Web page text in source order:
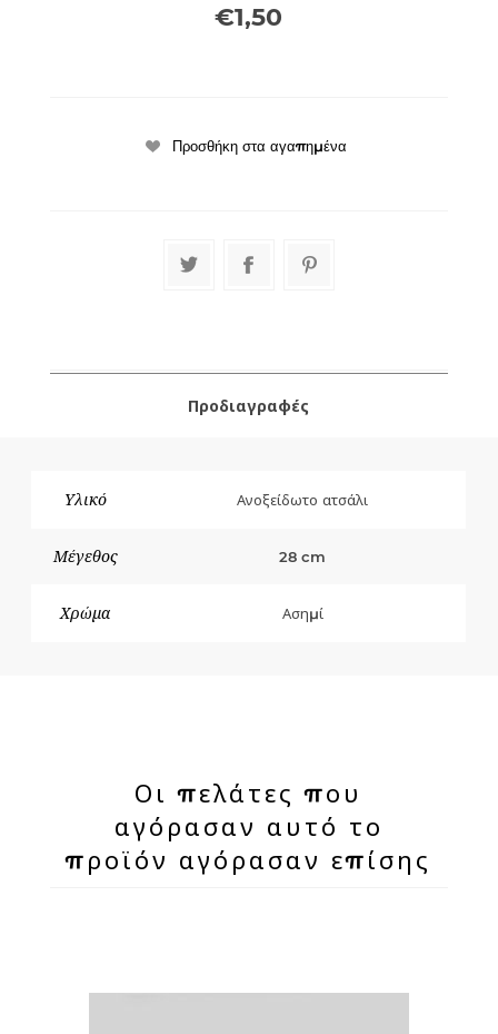
€1,50
Προδιαγραφές
Υλικό Ανοξείδωτο ατσάλι
Μέγεθος 28 cm
Χρώμα Ασημί
Οι πελάτες που
αγόρασαν αυτό το
προϊόν αγόρασαν επίσης